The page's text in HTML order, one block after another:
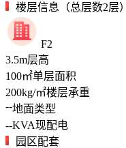
楼层信息（总层数2层）
F2
3.5m层高
100㎡单层面积
200kg/㎡楼层承重
--地面类型
--KVA现配电
园区配套